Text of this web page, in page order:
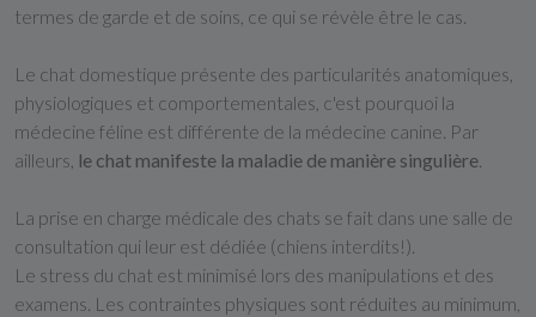
termes de garde et de soins, ce qui se révèle être le cas.
Le chat domestique présente des particularités anatomiques,
physiologiques et comportementales, c'est pourquoi la
médecine féline est différente de la médecine canine. Par
ailleurs, le chat manifeste la maladie de manière singulière
La prise en charge médicale des chats se fait dans une salle de
consultation qui leur est dédiée (chiens interdits!).
Le stress du chat est minimisé lors des manipulations et des
examens. Les contraintes physiques sont réduites au minimum,